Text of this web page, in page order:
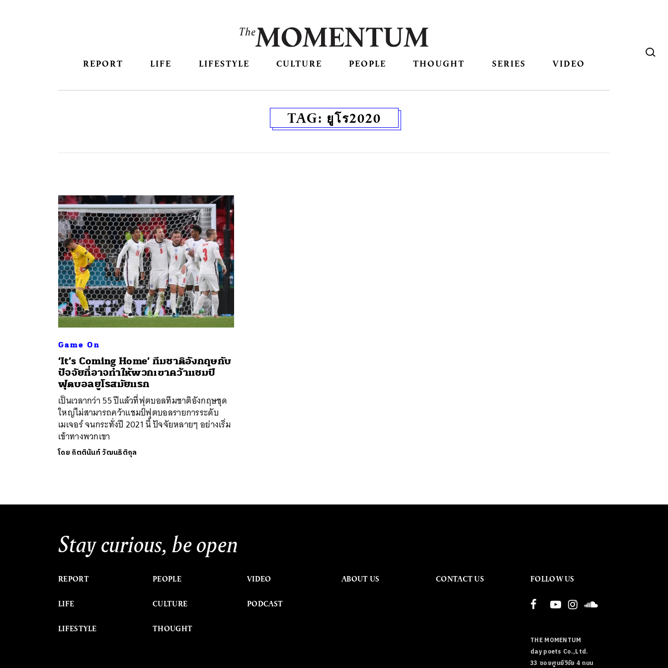
REPORT LIFE LIFESTYLE CULTURE PEOPLE THOUGHT SERIES VIDEO
TAG: ยูโร2020
Game On
‘It’s Coming Home’ ทีมชาติอังกฤษกับ
ปัจจัยที่อาจทำให้พวกเขาคว้าแชมป์
ฟุตบอลยูโรสมัยแรก
เป็นเวลากว่า 55 ปีแล้วที่ฟุตบอลทีมชาติอังกฤษชุด
ใหญ่ไม่สามารถคว้าแชมป์ฟุตบอลรายการระดับ
เมเจอร์ จนกระทั่งปี 2021 นี้ ปัจจัยหลายๆ อย่างเริ่ม
เข้าทางพวกเขา
โดย กิตตินันท์ วัฒนธิติกุล
Stay curious, be open
REPORT
LIFE
LIFESTYLE
PEOPLE
CULTURE
THOUGHT
VIDEO
PODCAST
ABOUT US CONTACT US FOLLOW US
THE MOMENTUM
day poets Co.,Ltd.
33 ซอยศูนย์วิจัย 4 ถนน
ค้นหา